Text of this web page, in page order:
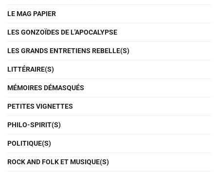
LE MAG PAPIER
LES GONZOÏDES DE L'APOCALYPSE
LES GRANDS ENTRETIENS REBELLE(S)
LITTÉRAIRE(S)
MÉMOIRES DÉMASQUÉS
PETITES VIGNETTES
PHILO-SPIRIT(S)
POLITIQUE(S)
ROCK AND FOLK ET MUSIQUE(S)